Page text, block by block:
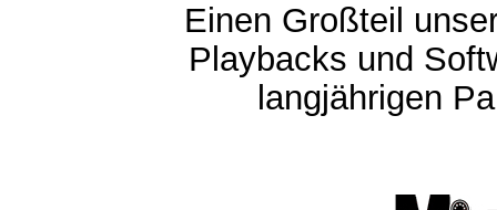
Einen Großteil
Playbacks und
langjährigen